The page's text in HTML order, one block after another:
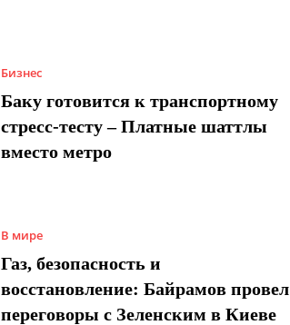
Бизнес
Баку готовится к транспортному
стресс-тесту – Платные шаттлы
вместо метро
В мире
Газ, безопасность и
восстановление: Байрамов провел
переговоры с Зеленским в Киеве